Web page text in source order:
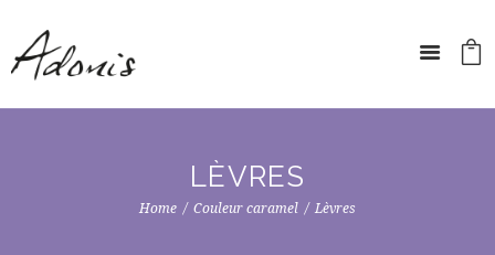
LÈVRES
Home Couleur caramel Lèvres